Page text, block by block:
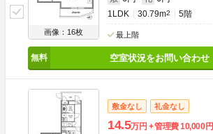
画像：16枚
1LDK 30.79m2 5階
最上階
空室状況をお問い合わせ
敷金なし 礼金なし
14.5万円 管理費10,000円